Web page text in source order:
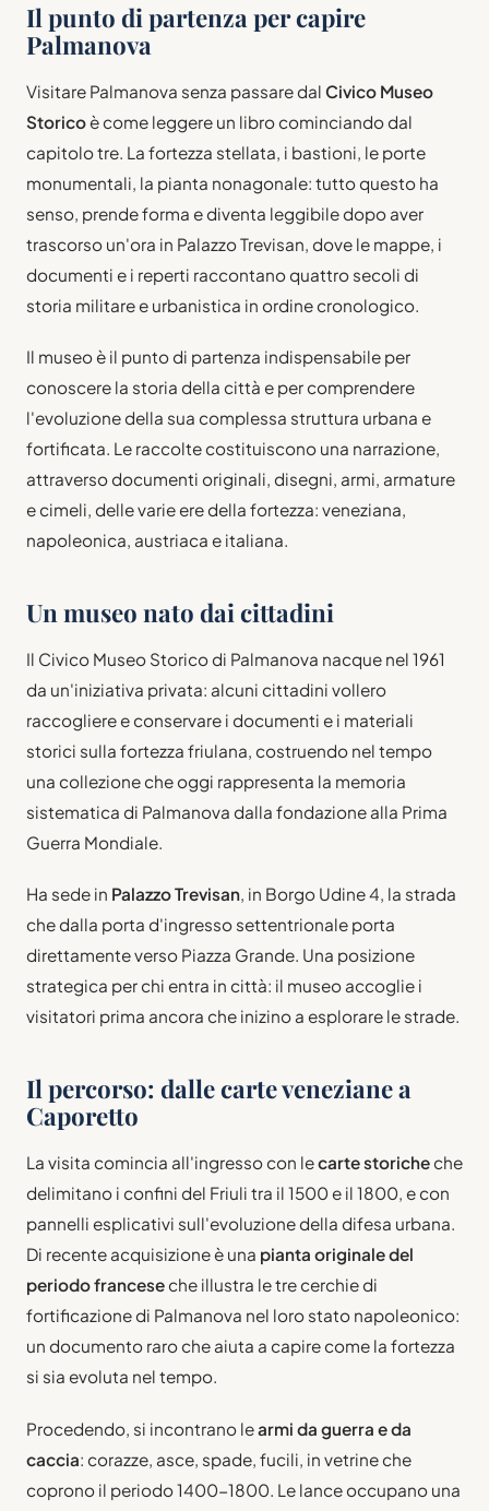
Il punto di partenza per capire
Palmanova
Visitare Palmanova senza passare dal Civico Museo
Storicoè come leggere un libro cominciando dal
capitolo tre. La fortezza stellata, i bastioni, le porte
monumentali, la pianta nonagonale: tutto questo ha
senso, prende forma e diventa leggibile dopo aver
trascorso un'ora in Palazzo Trevisan, dove le mappe, i
documenti e i reperti raccontano quattro secoli di
storia militare e urbanistica in ordine cronologico.
Il museo è il punto di partenza indispensabile per
conoscere la storia della città e per comprendere
l'evoluzione della sua complessa struttura urbana e
fortificata. Le raccolte costituiscono una narrazione,
attraverso documenti originali, disegni, armi, armature
e cimeli, delle varie ere della fortezza: veneziana,
napoleonica, austriaca e italiana.
Un museo nato dai cittadini
Il Civico Museo Storico di Palmanova nacque nel 1961
da un'iniziativa privata: alcuni cittadini vollero
raccogliere e conservare i documenti e i materiali
storici sulla fortezza friulana, costruendo nel tempo
una collezione che oggi rappresenta la memoria
sistematica di Palmanova dalla fondazione alla Prima
Guerra Mondiale.
Ha sede in Palazzo Trevisan, in Borgo Udine 4, la strada
che dalla porta d'ingresso settentrionale porta
direttamente verso Piazza Grande. Una posizione
strategica per chi entra in città: il museo accoglie i
visitatori prima ancora che inizino a esplorare le strade.
Il percorso: dalle carte veneziane a
Caporetto
La visita comincia all'ingresso con lecarte storicheche
delimitano i confini del Friuli tra il 1500 e il 1800, e con
pannelli esplicativi sull'evoluzione della difesa urbana.
Di recente acquisizione è una pianta originale del
periodo franceseche illustra le tre cerchie di
fortificazione di Palmanova nel loro stato napoleonico:
un documento raro che aiuta a capire come la fortezza
si sia evoluta nel tempo.
Procedendo, si incontrano learmi da guerra e da
caccia: corazze, asce, spade, fucili, in vetrine che
coprono il periodo 1400-1800. Le lance occupano una